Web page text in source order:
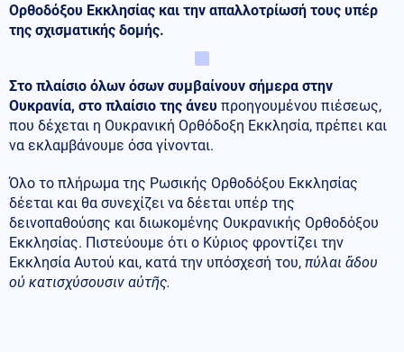
Ορθοδόξου Εκκλησίας και την απαλλοτρίωσή τους υπέρ
της σχισματικής δομής.
Στο πλαίσιο όλων όσων συμβαίνουν σήμερα στην
Ουκρανία, στο πλαίσιο της άνευ προηγουμένου πιέσεως,
που δέχεται η Ουκρανική Ορθόδοξη Εκκλησία, πρέπει και
να εκλαμβάνουμε όσα γίνονται.
Όλο το πλήρωμα της Ρωσικής Ορθοδόξου Εκκλησίας
δέεται και θα συνεχίζει να δέεται υπέρ της
δεινοπαθούσης και διωκομένης Ουκρανικής Ορθοδόξου
Εκκλησίας. Πιστεύουμε ότι ο Κύριος φροντίζει την
Εκκλησία Αυτού και, κατά την υπόσχεσή του, πύλαι ἅδου
οὐ κατισχύσουσιν αὐτῆς.